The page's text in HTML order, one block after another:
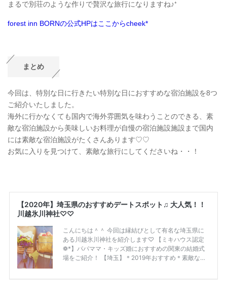
まるで別荘のような作りで贅沢な旅行になりますね♪⁺
forest inn BORNの公式HPはここからcheek*
まとめ
今回は、特別な日に行きたい特別な日におすすめな宿泊施設を8つ
ご紹介いたしました。
海外に行かなくても国内で海外雰囲気を味わうことのできる、素
敵な宿泊施設から美味しいお料理が自慢の宿泊施設施設まで国内
には素敵な宿泊施設がたくさんあります♡♡
お気に入りを見つけて、素敵な旅行にしてくださいね・・！